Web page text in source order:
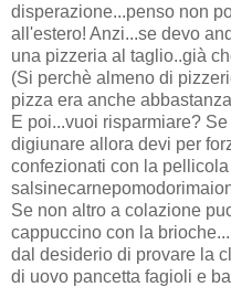
disperazione...penso non
all'estero! Anzi...se devo
una pizzeria al taglio..già
(Si perchè almeno di
pizza era anche
E poi...vuoi risparmiare?
digiunare allora devi per
confezionati con la
Se non altro a colazione
cappuccino con la
dal desiderio di provare la
di uovo pancetta fagioli e